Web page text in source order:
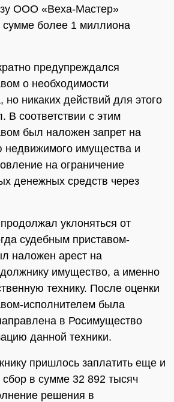
ООО «Веха-Мастер»
сумме более 1 миллиона
предупреждался
о необходимости
но никаких действий для этого
В соответствии с этим
был наложен запрет на
недвижимого имущества и
на ограничение
денежных средств через
уклоняться от
судебным приставом-
наложен арест на
имущество, а именно
технику. После оценки
исполнителем была
в Росимущество
данной техники.
пришлось заплатить еще и
сбор в сумме 32 892 тысяч
решения в